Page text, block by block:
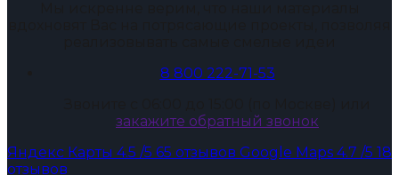
8 800 222-71-53
закажите обратный звонок
Яндекс Карты 4.5 /5 65 отзывов Google Maps 4.7 /5 18
отзывов